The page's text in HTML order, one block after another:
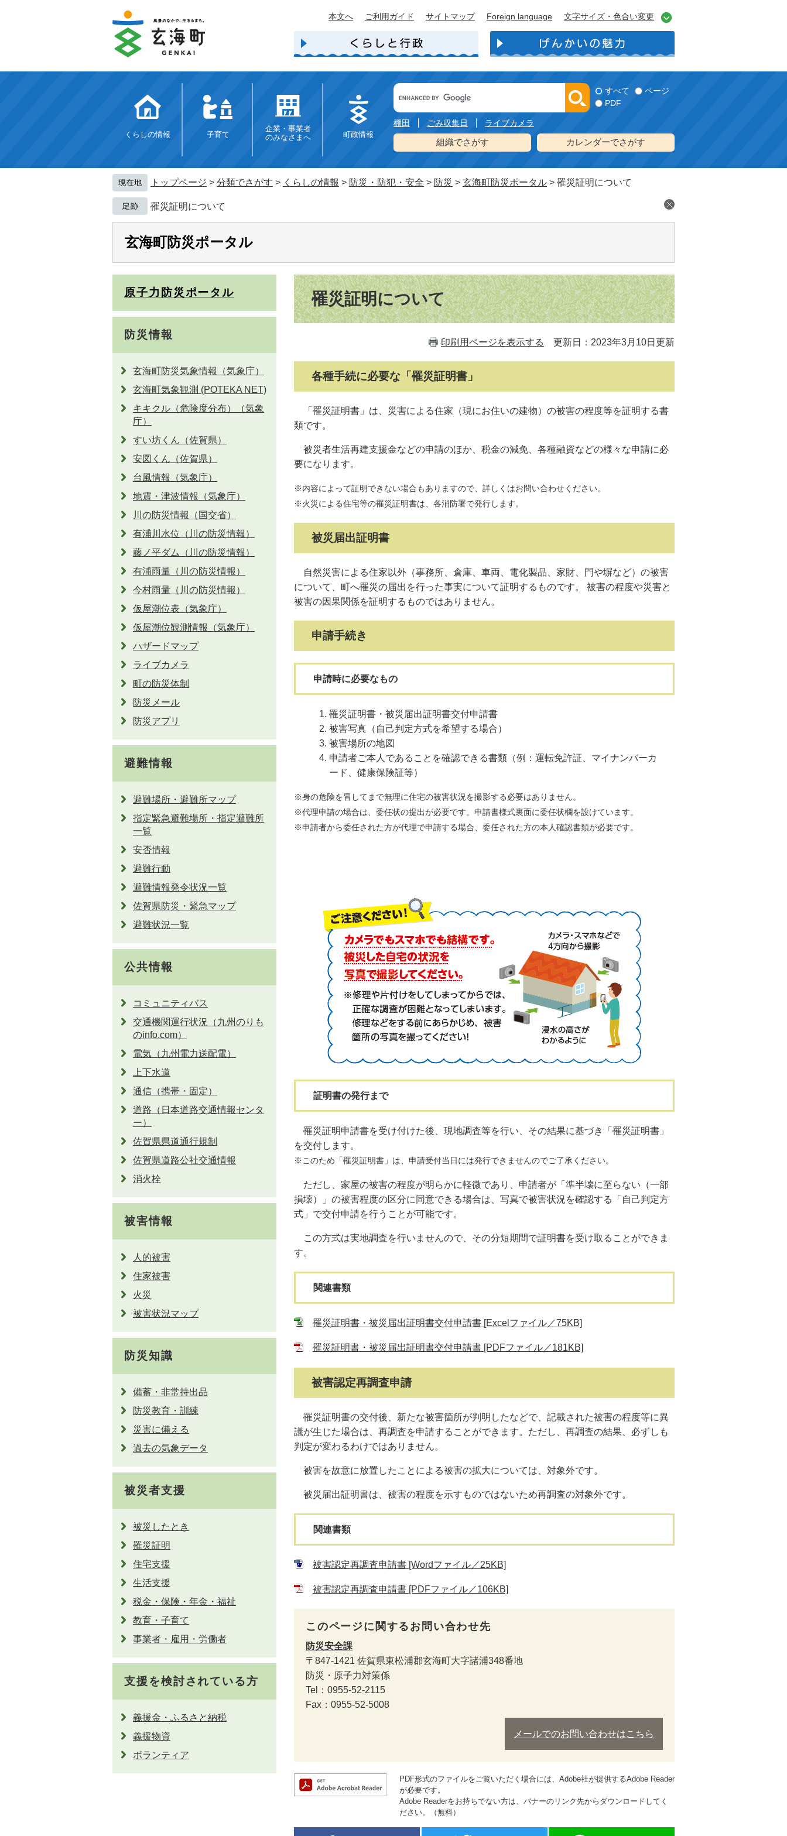
本文へ ご利用ガイド サイトマップ Foreign language 文字サイズ・色合い変更
くらしの情報 子育て
企業・事業者
のみなさまへ
町政情報
Google
カ
ス
タ
ム
検
索
すべて
ページ
PDF
棚田 ごみ収集日 ライブカメラ
組織でさがす カレンダーでさがす
トップページ > 分類でさがす > くらしの情報 > 防災・防犯・安全 > 防災 > 玄海町防災ポータル > 罹災証明について
罹災証明について
玄海町防災ポータル
原子力防災ポータル
防災情報
玄海町防災気象情報（気象庁）
玄海町気象観測 (POTEKA NET)
キキクル（危険度分布）（気象
庁）
すい坊くん（佐賀県）
安図くん（佐賀県）
台風情報（気象庁）
地震・津波情報（気象庁）
川の防災情報（国交省）
有浦川水位（川の防災情報）
藤ノ平ダム（川の防災情報）
有浦雨量（川の防災情報）
今村雨量（川の防災情報）
仮屋潮位表（気象庁）
仮屋潮位観測情報（気象庁）
ハザードマップ
ライブカメラ
町の防災体制
防災メール
防災アプリ
避難情報
避難場所・避難所マップ
指定緊急避難場所・指定避難所
一覧
安否情報
避難行動
避難情報発令状況一覧
佐賀県防災・緊急マップ
避難状況一覧
公共情報
コミュニティバス
交通機関運行状況（九州のりも
のinfo.com）
電気（九州電力送配電）
上下水道
通信（携帯・固定）
道路（日本道路交通情報センタ
ー）
佐賀県県道通行規制
佐賀県道路公社交通情報
消火栓
被害情報
人的被害
住家被害
火災
被害状況マップ
防災知識
備蓄・非常持出品
防災教育・訓練
災害に備える
過去の気象データ
被災者支援
被災したとき
罹災証明
住宅支援
生活支援
税金・保険・年金・福祉
教育・子育て
事業者・雇用・労働者
支援を検討されている方
義援金・ふるさと納税
義援物資
ボランティア
本
文
罹災証明について
印刷用ページを表示する 更新日：2023年3月10日更新
各種手続に必要な「罹災証明書」
「罹災証明書」は、災害による住家（現にお住いの建物）の被害の程度等を証明する書
類です。
被災者生活再建支援金などの申請のほか、税金の減免、各種融資などの様々な申請に必
要になります。
※内容によって証明できない場合もありますので、詳しくはお問い合わせください。
※火災による住宅等の罹災証明書は、各消防署で発行します。
被災届出証明書
自然災害による住家以外（事務所、倉庫、車両、電化製品、家財、門や塀など）の被害
について、町へ罹災の届出を行った事実について証明するものです。 被害の程度や災害と
被害の因果関係を証明するものではありません。
申請手続き
申請時に必要なもの
罹災証明書・被災届出証明書交付申請書
被害写真（自己判定方式を希望する場合）
被害場所の地図
申請者ご本人であることを確認できる書類（例：運転免許証、マイナンバーカ
ード、健康保険証等）
※身の危険を冒してまで無理に住宅の被害状況を撮影する必要はありません。
※代理申請の場合は、委任状の提出が必要です。申請書様式裏面に委任状欄を設けています。
※申請者から委任された方が代理で申請する場合、委任された方の本人確認書類が必要です。
証明書の発行まで
罹災証明申請書を受け付けた後、現地調査等を行い、その結果に基づき「罹災証明書」
を交付します。
※このため「罹災証明書」は、申請受付当日には発行できませんのでご了承ください。
ただし、家屋の被害の程度が明らかに軽微であり、申請者が「準半壊に至らない（一部
損壊）」の被害程度の区分に同意できる場合は、写真で被害状況を確認する「自己判定方
式」で交付申請を行うことが可能です。
この方式は実地調査を行いませんので、その分短期間で証明書を受け取ることができま
す。
関連書類
罹災証明書・被災届出証明書交付申請書 [Excelファイル／75KB]
罹災証明書・被災届出証明書交付申請書 [PDFファイル／181KB]
被害認定再調査申請
罹災証明書の交付後、新たな被害箇所が判明したなどで、記載された被害の程度等に異
議が生じた場合は、再調査を申請することができます。ただし、再調査の結果、必ずしも
判定が変わるわけではありません。
被害を故意に放置したことによる被害の拡大については、対象外です。
被災届出証明書は、被害の程度を示すものではないため再調査の対象外です。
関連書類
被害認定再調査申請書 [Wordファイル／25KB]
被害認定再調査申請書 [PDFファイル／106KB]
このページに関するお問い合わせ先
防災安全課
〒847-1421 佐賀県東松浦郡玄海町大字諸浦348番地
防災・原子力対策係
Tel：0955-52-2115
Fax：0955-52-5008
メールでのお問い合わせはこちら
PDF形式のファイルをご覧いただく場合には、Adobe社が提供するAdobe Reader
が必要です。
Adobe Readerをお持ちでない方は、バナーのリンク先からダウンロードしてく
ださい。（無料）